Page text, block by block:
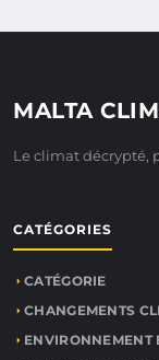
MALTA
Le climat décrypté,
CATÉGORIES
CATÉGORIE
CHANGEMENTS
ENVIRONNEMENT